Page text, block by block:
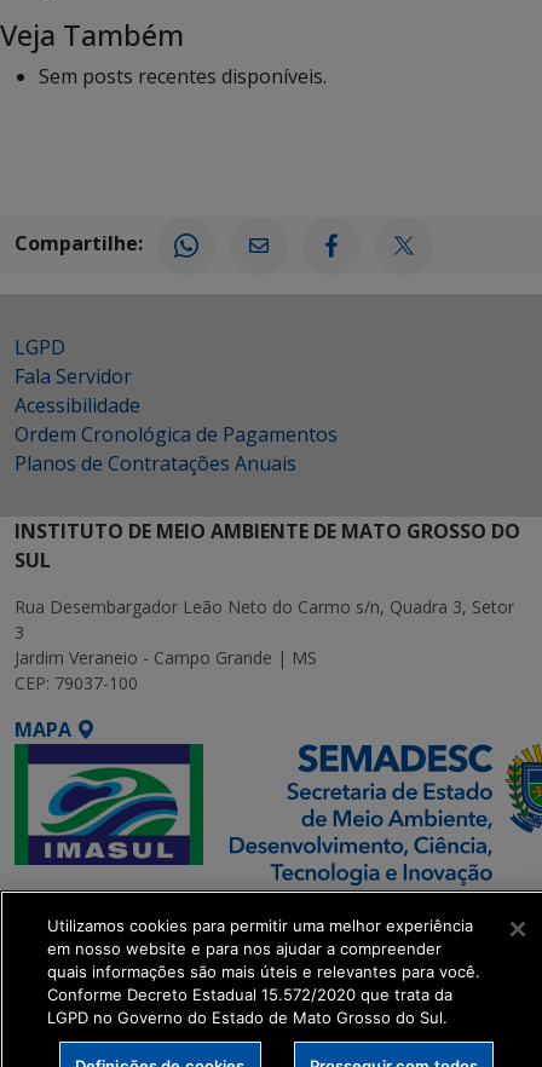
Veja Também
Sem posts recentes disponíveis.
Compartilhe:
LGPD
Fala Servidor
Acessibilidade
Ordem Cronológica de Pagamentos
Planos de Contratações Anuais
INSTITUTO DE MEIO AMBIENTE DE MATO GROSSO DO
SUL
Rua Desembargador Leão Neto do Carmo s/n, Quadra 3, Setor
3
Jardim Veraneio - Campo Grande | MS
CEP: 79037-100
MAPA
SETDIG | Secretaria-
Executiva de
Transformação Digital
get_footer();
Utilizamos cookies para permitir uma melhor experiência
em nosso website e para nos ajudar a compreender
quais informações são mais úteis e relevantes para você.
Conforme Decreto Estadual 15.572/2020 que trata da
LGPD no Governo do Estado de Mato Grosso do Sul.